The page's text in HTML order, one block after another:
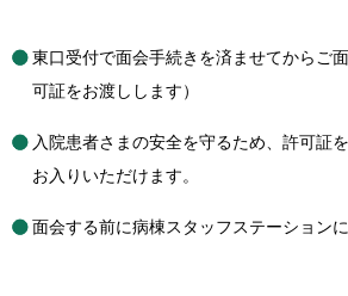
東口受付で面会手続きを済ませてからご
可証をお渡しします）
入院患者さまの安全を守るため、許可証
お入りいただけます。
面会する前に病棟スタッフステーション